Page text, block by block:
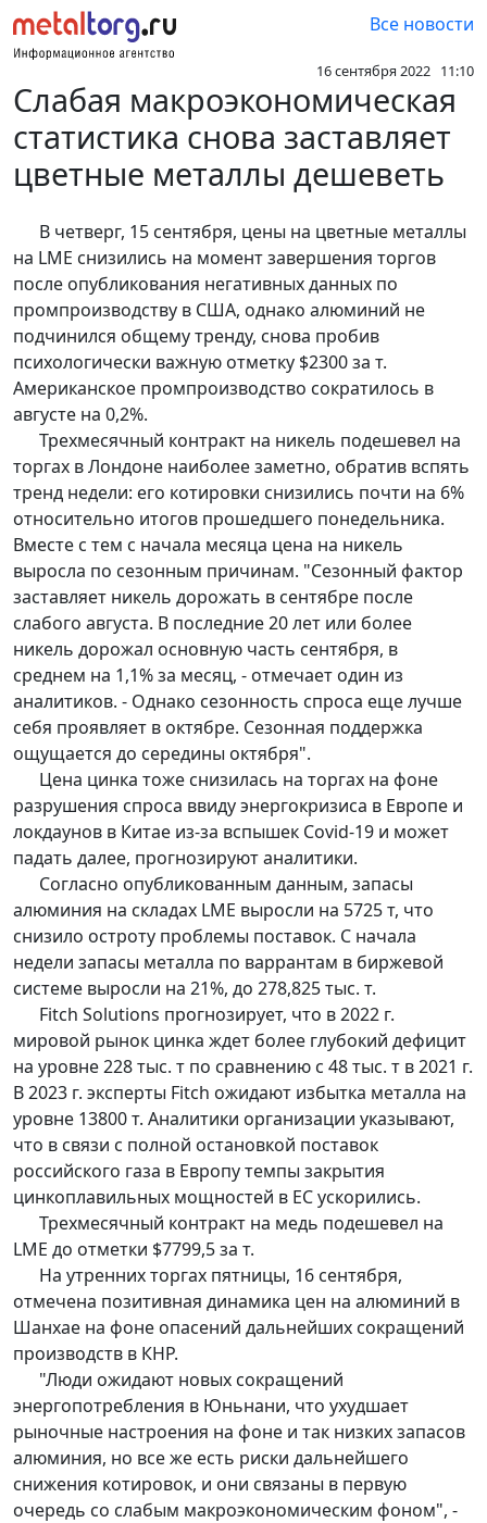
Все новости
16 сентября 2022 11:10
Слабая макроэкономическая
статистика снова заставляет
цветные металлы дешеветь
В четверг, 15 сентября, цены на цветные металлы
на LME снизились на момент завершения торгов
после опубликования негативных данных по
промпроизводству в США, однако алюминий не
подчинился общему тренду, снова пробив
психологически важную отметку $2300 за т.
Американское промпроизводство сократилось в
августе на 0,2%.
Трехмесячный контракт на никель подешевел на
торгах в Лондоне наиболее заметно, обратив вспять
тренд недели: его котировки снизились почти на 6%
относительно итогов прошедшего понедельника.
Вместе с тем с начала месяца цена на никель
выросла по сезонным причинам. "Сезонный фактор
заставляет никель дорожать в сентябре после
слабого августа. В последние 20 лет или более
никель дорожал основную часть сентября, в
среднем на 1,1% за месяц, - отмечает один из
аналитиков. - Однако сезонность спроса еще лучше
себя проявляет в октябре. Сезонная поддержка
ощущается до середины октября".
Цена цинка тоже снизилась на торгах на фоне
разрушения спроса ввиду энергокризиса в Европе и
локдаунов в Китае из-за вспышек Covid-19 и может
падать далее, прогнозируют аналитики.
Согласно опубликованным данным, запасы
алюминия на складах LME выросли на 5725 т, что
снизило остроту проблемы поставок. С начала
недели запасы металла по варрантам в биржевой
системе выросли на 21%, до 278,825 тыс. т.
Fitch Solutions прогнозирует, что в 2022 г.
мировой рынок цинка ждет более глубокий дефицит
на уровне 228 тыс. т по сравнению с 48 тыс. т в 2021 г.
В 2023 г. эксперты Fitch ожидают избытка металла на
уровне 13800 т. Аналитики организации указывают,
что в связи с полной остановкой поставок
российского газа в Европу темпы закрытия
цинкоплавильных мощностей в ЕС ускорились.
Трехмесячный контракт на медь подешевел на
LME до отметки $7799,5 за т.
На утренних торгах пятницы, 16 сентября,
отмечена позитивная динамика цен на алюминий в
Шанхае на фоне опасений дальнейших сокращений
производств в КНР.
"Люди ожидают новых сокращений
энергопотребления в Юньнани, что ухудшает
рыночные настроения на фоне и так низких запасов
алюминия, но все же есть риски дальнейшего
снижения котировок, и они связаны в первую
очередь со слабым макроэкономическим фоном", -